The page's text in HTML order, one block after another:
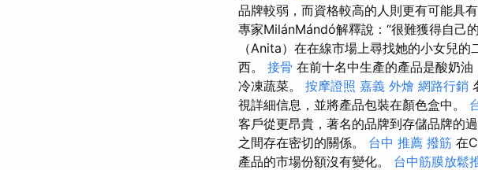
品牌較弱，而資格較高的人則更有可能具
專家MilánMándó解釋說：“很難獲得自己
（Anita）在在線市場上尋找她的小女兒
西。 接骨 在前十名中生產的產品是酸奶
冷凍蔬菜。 按摩證照 嘉義 外燴 網路行銷
視詳細信息，並將產品包裝在顏色盒中。
客戶從更昂貴，著名的品牌到存儲品牌的過
之間存在密切的關係。 台中 推薦 撥筋 在
產品的市場份額沒有變化。 台中筋膜放鬆